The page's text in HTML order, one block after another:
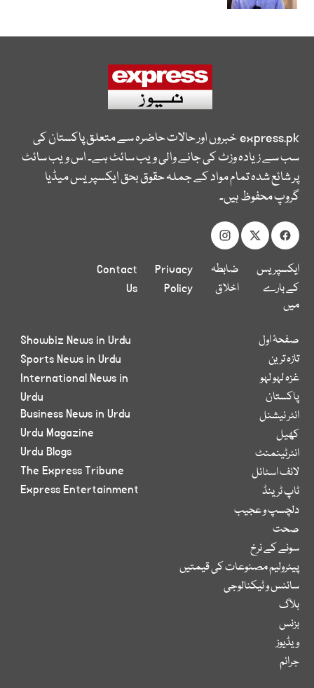
express.pkخبروں اور حالات حاضرہ سے متعلق پاکستان کی
سب سے زیادہ وزٹ کی جانے والی ویب سائٹ ہے۔ اس ویب سائٹ
پر شائع شدہ تمام مواد کے جملہ حقوق بحق ایکسپریس میڈیا
گروپ محفوظ ہیں۔
ایکسپریس
کے بارے
میں
ضابطہ
اخلاق
Privacy
Policy
Contact
Us
صفحۂ اول
تازہ ترین
غزہ لہو لہو
پاکستان
انٹر نیشنل
کھیل
انٹرٹینمنٹ
لائف اسٹائل
ٹاپ ٹرینڈ
دلچسپ و عجیب
صحت
سونے کے نرخ
پیٹرولیم مصنوعات کی قیمتیں
سائنس و ٹیکنالوجی
بلاگ
بزنس
ویڈیوز
جرائم
Showbiz News in Urdu
Sports News in Urdu
International News in
Urdu
Business News in Urdu
Urdu Magazine
Urdu Blogs
The Express Tribune
Express Entertainment